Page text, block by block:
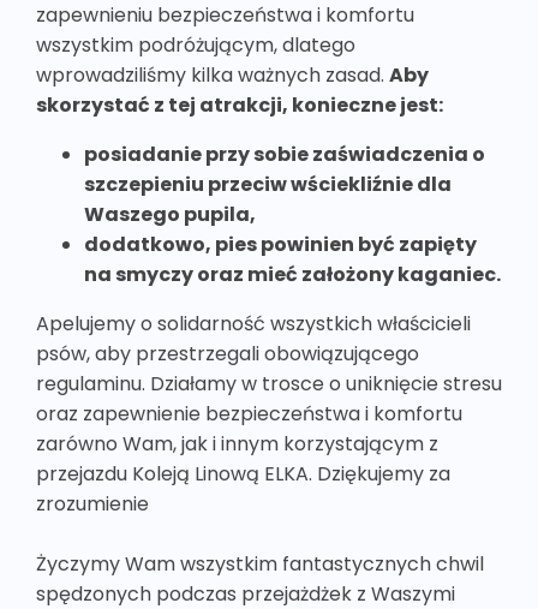
zapewnieniu bezpieczeństwa i komfortu
wszystkim podróżującym, dlatego
wprowadziliśmy kilka ważnych zasad. Aby
skorzystać z tej atrakcji, konieczne jest:
posiadanie przy sobie zaświadczenia o
szczepieniu przeciw wściekliźnie dla
Waszego pupila,
dodatkowo, pies powinien być zapięty
na smyczy oraz mieć założony kaganiec.
Apelujemy o solidarność wszystkich właścicieli
psów, aby przestrzegali obowiązującego
regulaminu. Działamy w trosce o uniknięcie stresu
oraz zapewnienie bezpieczeństwa i komfortu
zarówno Wam, jak i innym korzystającym z
przejazdu Koleją Linową ELKA. Dziękujemy za
zrozumienie
Życzymy Wam wszystkim fantastycznych chwil
spędzonych podczas przejażdżek z Waszymi